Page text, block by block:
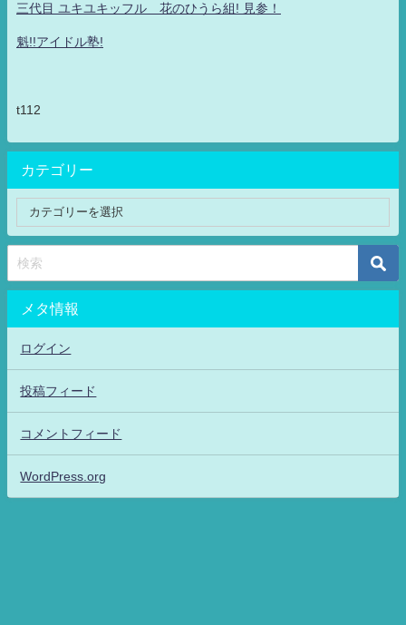
三代目 ユキユキッフル 花のひうら組! 見参！
魁!!アイドル塾!
t112
カテゴリー
メタ情報
ログイン
投稿フィード
コメントフィード
WordPress.org